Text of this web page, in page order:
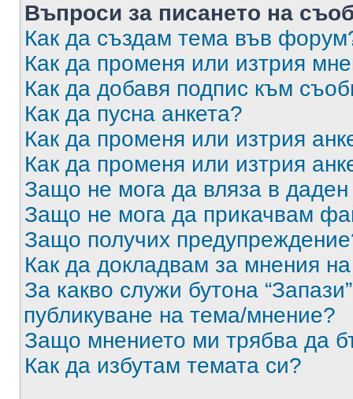
Въпроси за писането на
Как да създам тема във
Как да променя или изтрия
Как да добавя подпис към
Как да пусна анкета?
Как да променя или изтрия
Как да променя или изтрия
Защо не мога да вляза в
Защо не мога да прикачвам
Защо получих
Как да докладвам за мнения
За какво служи бутона
публикуване на тема/мнение?
Защо мнението ми трябва да
Как да избутам темата си?